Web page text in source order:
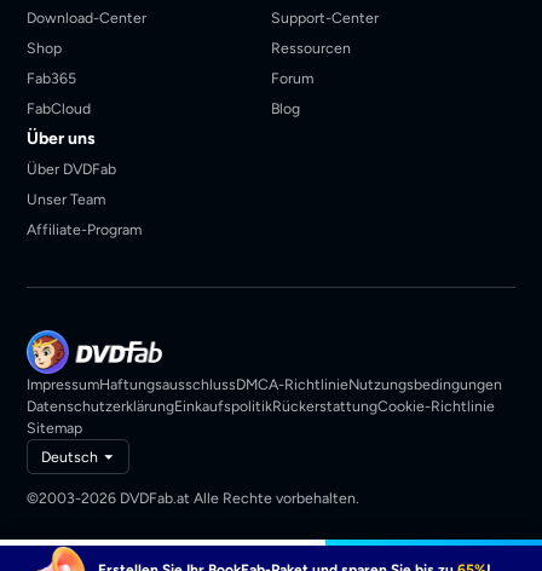
29,99€ Jetzt kaufen
Download-Center
Shop
Fab365
FabCloud
Support-Center
Ressourcen
Forum
Blog
Über uns
Über DVDFab
Unser Team
Affiliate-Program
ImpressumHaftungsausschlussDMCA-RichtlinieNutzungsbedingungen
DatenschutzerklärungEinkaufspolitikRückerstattungCookie-Richtlinie
Sitemap
Deutsch
©2003-2026 DVDFab.at Alle Rechte vorbehalten.